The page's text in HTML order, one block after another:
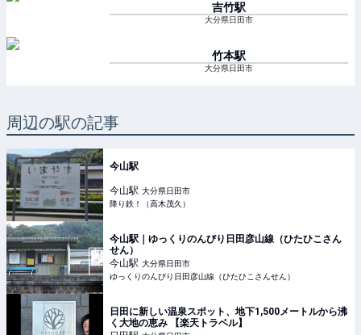
吉竹駅
大分県日田市
竹本駅
大分県日田市
周辺の駅の記事
今山駅
今山駅 大分県日田市
降り鉄！（高木茂久）
今山駅｜ゆっくりのんびり日田彦山線（ひたひこさん
せん）
今山駅 大分県日田市
ゆっくりのんびり日田彦山線（ひたひこさんせん）
日田に新しい温泉スポット、地下1,500メートルから沸
く大地の恵み 【楽天トラベル】